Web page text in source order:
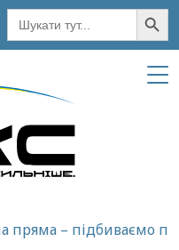
Шукати: Кнопка
пряма – підбиваємо